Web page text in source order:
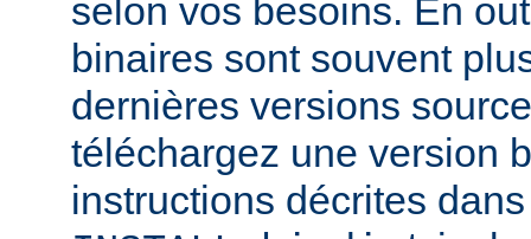
selon vos besoins. En
binaires sont souvent
dernières versions
téléchargez une version
instructions décrites